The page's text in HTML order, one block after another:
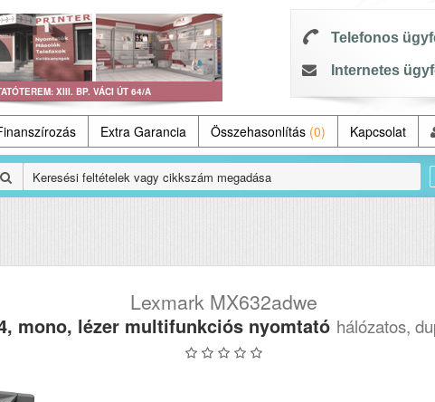
XIII. BP. VÁCI ÚT 64/A
Telefonos
Internetes
Extra Garancia Összehasonlítás (0) Kapcsolat
Lexmark MX632adwe
mono, lézer multifunkciós nyomtató hálózatos,